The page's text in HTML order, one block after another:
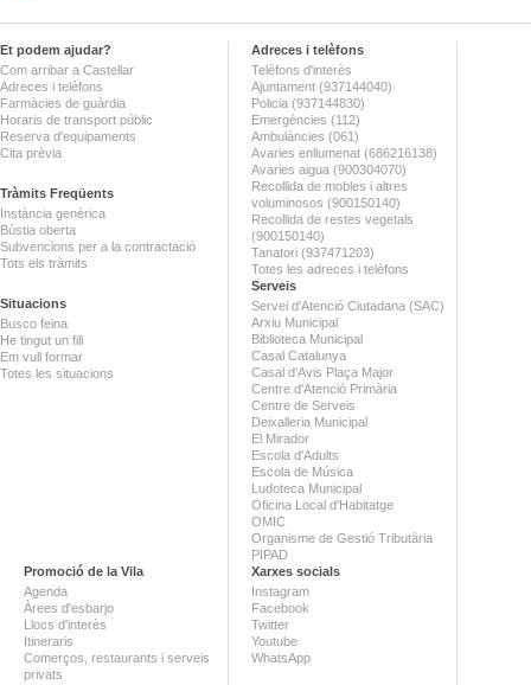
Et podem ajudar?
Com arribar a Castellar
Adreces i telèfons
Farmàcies de guàrdia
Horaris de transport públic
Reserva d'equipaments
Cita prèvia
Tràmits Freqüents
Instància genèrica
Bústia oberta
Subvencions per a la contractació
Tots els tràmits
Situacions
Busco feina
He tingut un fill
Em vull formar
Totes les situacions
Adreces i telèfons
Telèfons d'interès
Ajuntament (937144040)
Policia (937144830)
Emergències (112)
Ambulàncies (061)
Avaries enllumenat (686216138)
Avaries aigua (900304070)
Recollida de mobles i altres
voluminosos (900150140)
Recollida de restes vegetals
(900150140)
Tanatori (937471203)
Totes les adreces i telèfons
Serveis
Servei d'Atenció Ciutadana (SAC)
Arxiu Municipal
Biblioteca Municipal
Casal Catalunya
Casal d'Avis Plaça Major
Centre d'Atenció Primària
Centre de Serveis
Deixalleria Municipal
El Mirador
Escola d'Adults
Escola de Música
Ludoteca Municipal
Oficina Local d'Habitatge
OMIC
Organisme de Gestió Tributària
PIPAD
Promoció de la Vila
Agenda
Àrees d'esbarjo
Llocs d'interès
Itineraris
Comerços, restaurants i serveis
privats
Xarxes socials
Instagram
Facebook
Twitter
Youtube
WhatsApp